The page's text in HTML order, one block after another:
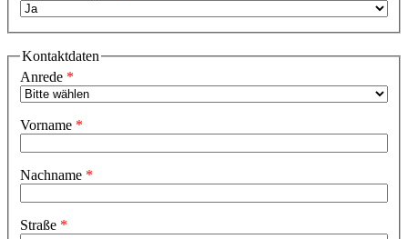
Kontaktdaten
Anrede
Vorname
Nachname
Straße